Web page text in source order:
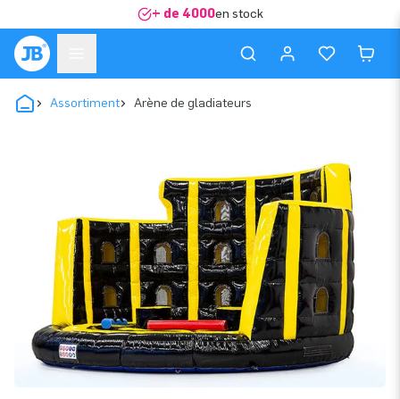
+ de 4000en stock
Assortiment Arène de gladiateurs